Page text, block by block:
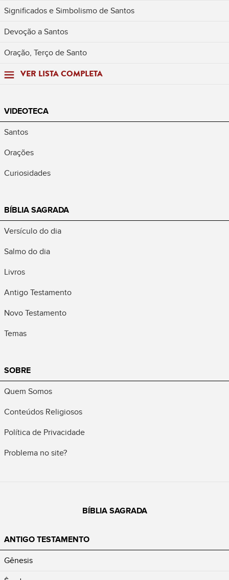
Significados e Simbolismo de Santos
Devoção a Santos
Oração, Terço de Santo
VER LISTA COMPLETA
VIDEOTECA
Santos
Orações
Curiosidades
BÍBLIA SAGRADA
Versículo do dia
Salmo do dia
Livros
Antigo Testamento
Novo Testamento
Temas
SOBRE
Quem Somos
Conteúdos Religiosos
Política de Privacidade
Problema no site?
BÍBLIA SAGRADA
ANTIGO TESTAMENTO
Gênesis